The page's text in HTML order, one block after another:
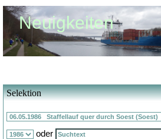
Neuigkeiten
Selektion
oder